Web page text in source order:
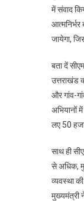
में संवाद
जायेगा,
बता दें
उत्तराखंड
और गांव-
अभियानों
लए 50
साथ ही
से अधिक,
व्यवस्था
मुख्यमंत्री